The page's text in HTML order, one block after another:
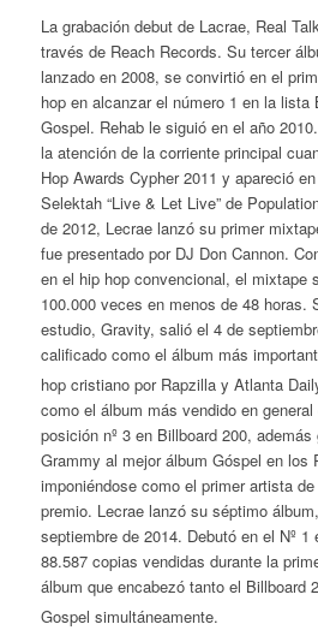
La grabación debut de Lacrae, Real Talk
través de Reach Records. Su tercer
lanzado en 2008, se convirtió en el
hop en alcanzar el número 1 en la lista
Gospel. Rehable siguió en el año
la atención de la corriente principal
Hop Awards Cypher2011 y apareció
Selektah “Live & Let Live”de
de 2012, Lecrae lanzó su primer
fue presentado por DJ Don Cannon.
en el hip hop convencional, el mixtape
100.000 veces en menos de 48 horas.
estudio, Gravity, salió el 4 de
calificado como el álbum más
hop cristiano por Rapzillay Atlanta
como el álbum más vendido en
posición nº 3 en Billboard 200,
Grammy al mejor álbum Góspel en los
imponiéndose como el primer artista
premio. Lecrae lanzó su séptimo álbum,
septiembre de 2014. Debutó en el Nº
88.587 copias vendidas durante la
álbum que encabezó tanto el Billboard
Gospel simultáneamente​.